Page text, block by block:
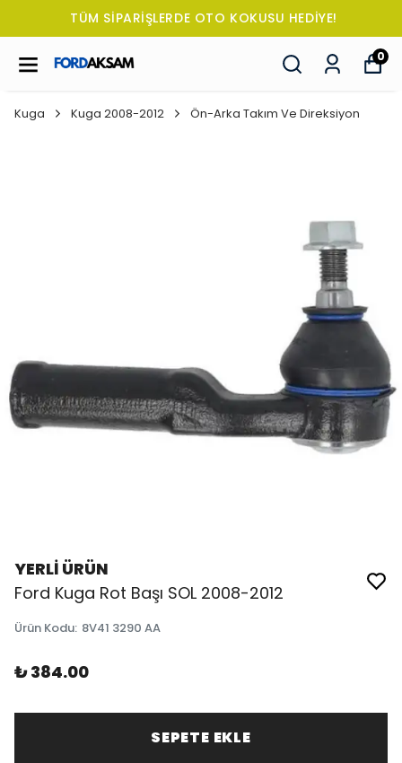
TÜM SİPARİŞLERDE OTO KOKUSU HEDİYE!
0
Kuga Kuga 2008-2012 Ön-Arka Takım Ve Direksiyon
YERLİ ÜRÜN
Ford Kuga Rot Başı SOL 2008-2012
Ürün Kodu: 8V41 3290 AA
₺ 384.00
SEPETE EKLE